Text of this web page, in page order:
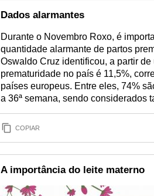
Dados alarmantes
Durante o Novembro Roxo, é
quantidade alarmante de partos
Oswaldo Cruz identificou, a partir
prematuridade no país é 11,5%,
países europeus. Entre eles, 74%
a 36ª semana, sendo considerados
COPIAR
A importância do leite materno